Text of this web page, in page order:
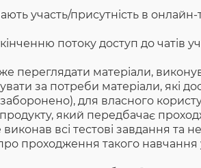
участь/присутність в онлайн-
потоку доступ до чатів
переглядати матеріали,
за потреби матеріали, які
для власного
який передбачає
всі тестові завдання та
проходження такого